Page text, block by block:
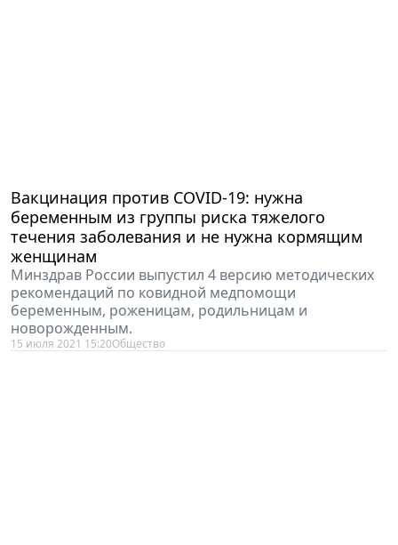
Вакцинация против COVID-19: нужна
беременным из группы риска тяжелого
течения заболевания и не нужна кормящим
женщинам
Минздрав России выпустил 4 версию методических
рекомендаций по ковидной медпомощи
беременным, роженицам, родильницам и
новорожденным.
15 июля 2021 15:20Общество